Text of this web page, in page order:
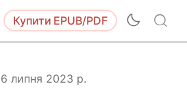
Купити EPUB/PDF
липня 2023 р.